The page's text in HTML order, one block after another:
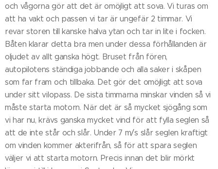
och vågorna gör att det är omöjligt att sova. Vi turas om
att ha vakt och passen vi tar är ungefär 2 timmar. Vi
revar storen till kanske halva ytan och tar in lite i focken.
Båten klarar detta bra men under dessa förhållanden är
oljudet av allt ganska högt. Bruset från fören,
autopilotens ständiga jobbande och alla saker i skåpen
som far fram och tillbaka. Det gör det omöjligt att sova
under sitt vilopass. De sista timmarna minskar vinden så vi
måste starta motorn. När det är så mycket sjögång som
vi har nu, krävs ganska mycket vind för att fylla seglen så
att de inte står och slår. Under 7 m/s slår seglen kraftigt
om vinden kommer akterifrån, så för att spara seglen
väljer vi att starta motorn. Precis innan det blir mörkt